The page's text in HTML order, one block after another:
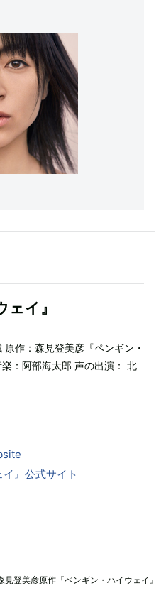
ェイ』
作：森見登美彦『ペンギン・
：阿部海太郎 声の出演： 北
』公式サイト
見登美彦原作『ペンギン・ハイウェイ』